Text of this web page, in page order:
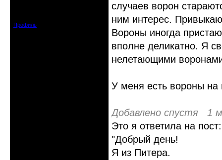
Профиль
случаев ворон
ним интерес.
Вороны иногда
вполне деликатно. Я
нелетающими
У меня есть вороны на
Добавлено спустя 1
Это я ответила на пост:
"Добрый день!
Я из Питера.